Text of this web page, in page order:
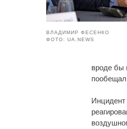
ВЛАДИМИР ФЕСЕНКО
ФОТО: UA.NEWS
вроде бы